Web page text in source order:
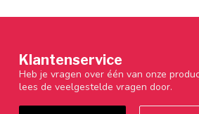
Klantenservice
Heb je vragen over één van onze
lees de veelgestelde vragen door.